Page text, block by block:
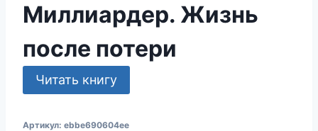
Миллиардер. Жизнь
после потери
Читать книгу
Артикул: ebbe690604ee